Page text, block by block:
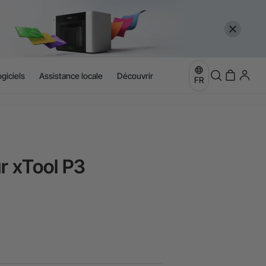
Assistance locale Découvrir
FR
xTool P3